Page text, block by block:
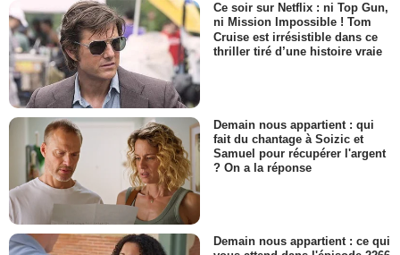
Ce soir sur Netflix : ni Top Gun,
ni Mission Impossible ! Tom
Cruise est irrésistible dans ce
thriller tiré d’une histoire vraie
Demain nous appartient : qui
fait du chantage à Soizic et
Samuel pour récupérer l'argent
? On a la réponse
Demain nous appartient : ce qui